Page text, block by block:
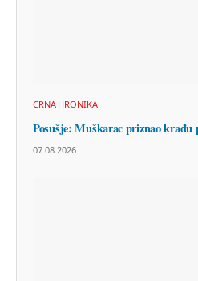
CRNA HRONIKA
Posušje: Muškarac priznao krađu
07.08.2026